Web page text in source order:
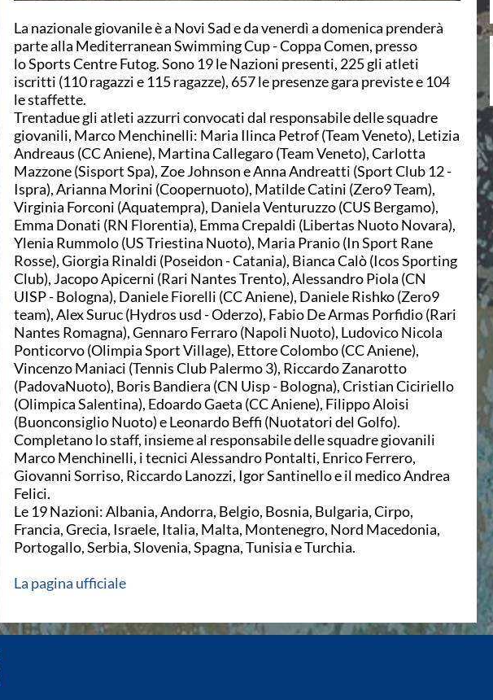
La nazionale giovanile è a Novi Sad e da venerdì a domenica prenderà
parte alla Mediterranean Swimming Cup - Coppa Comen, presso
lo Sports Centre Futog. Sono 19 le Nazioni presenti, 225 gli atleti
iscritti (110 ragazzi e 115 ragazze), 657 le presenze gara previste e 104
le staffette.
Trentadue gli atleti azzurri convocati dal responsabile delle squadre
giovanili, Marco Menchinelli: Maria Ilinca Petrof (Team Veneto), Letizia
Andreaus (CC Aniene), Martina Callegaro (Team Veneto), Carlotta
Mazzone (Sisport Spa), Zoe Johnson e Anna Andreatti (Sport Club 12 -
Ispra), Arianna Morini (Coopernuoto), Matilde Catini (Zero9 Team),
Virginia Forconi (Aquatempra), Daniela Venturuzzo (CUS Bergamo),
Emma Donati (RN Florentia), Emma Crepaldi (Libertas Nuoto Novara),
Ylenia Rummolo (US Triestina Nuoto), Maria Pranio (In Sport Rane
Rosse), Giorgia Rinaldi (Poseidon - Catania), Bianca Calò (Icos Sporting
Club), Jacopo Apicerni (Rari Nantes Trento), Alessandro Piola (CN
UISP - Bologna), Daniele Fiorelli (CC Aniene), Daniele Rishko (Zero9
team), Alex Suruc (Hydros usd - Oderzo), Fabio De Armas Porfidio (Rari
Nantes Romagna), Gennaro Ferraro (Napoli Nuoto), Ludovico Nicola
Ponticorvo (Olimpia Sport Village), Ettore Colombo (CC Aniene),
Vincenzo Maniaci (Tennis Club Palermo 3), Riccardo Zanarotto
(PadovaNuoto), Boris Bandiera (CN Uisp - Bologna), Cristian Ciciriello
(Olimpica Salentina), Edoardo Gaeta (CC Aniene), Filippo Aloisi
(Buonconsiglio Nuoto) e Leonardo Beffi (Nuotatori del Golfo).
Completano lo staff, insieme al responsabile delle squadre giovanili
Marco Menchinelli, i tecnici Alessandro Pontalti, Enrico Ferrero,
Giovanni Sorriso, Riccardo Lanozzi, Igor Santinello e il medico Andrea
Felici.
Le 19 Nazioni: Albania, Andorra, Belgio, Bosnia, Bulgaria, Cirpo,
Francia, Grecia, Israele, Italia, Malta, Montenegro, Nord Macedonia,
Portogallo, Serbia, Slovenia, Spagna, Tunisia e Turchia.
La pagina ufficiale